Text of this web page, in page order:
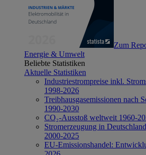
Zum
Energie & Umwelt
Beliebte Statistiken
Aktuelle Statistiken
Industriestrompreise inkl.
1998-2026
Treibhausgasemissionen nach
1990-2030
CO₂-Ausstoß weltweit 1960-
Stromerzeugung in
2000-2025
EU-Emissionshandel: